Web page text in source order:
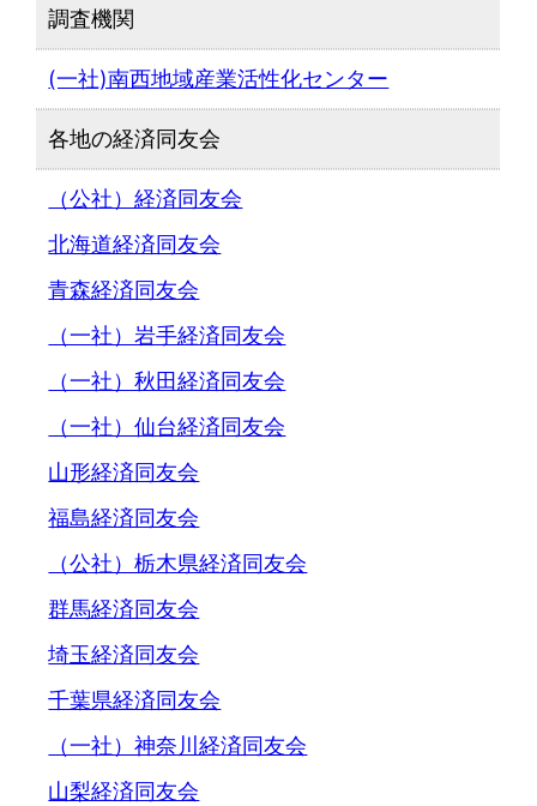
調査機関
(一社)南西地域産業活性化センター
各地の経済同友会
（公社）経済同友会
北海道経済同友会
青森経済同友会
（一社）岩手経済同友会
（一社）秋田経済同友会
（一社）仙台経済同友会
山形経済同友会
福島経済同友会
（公社）栃木県経済同友会
群馬経済同友会
埼玉経済同友会
千葉県経済同友会
（一社）神奈川経済同友会
山梨経済同友会